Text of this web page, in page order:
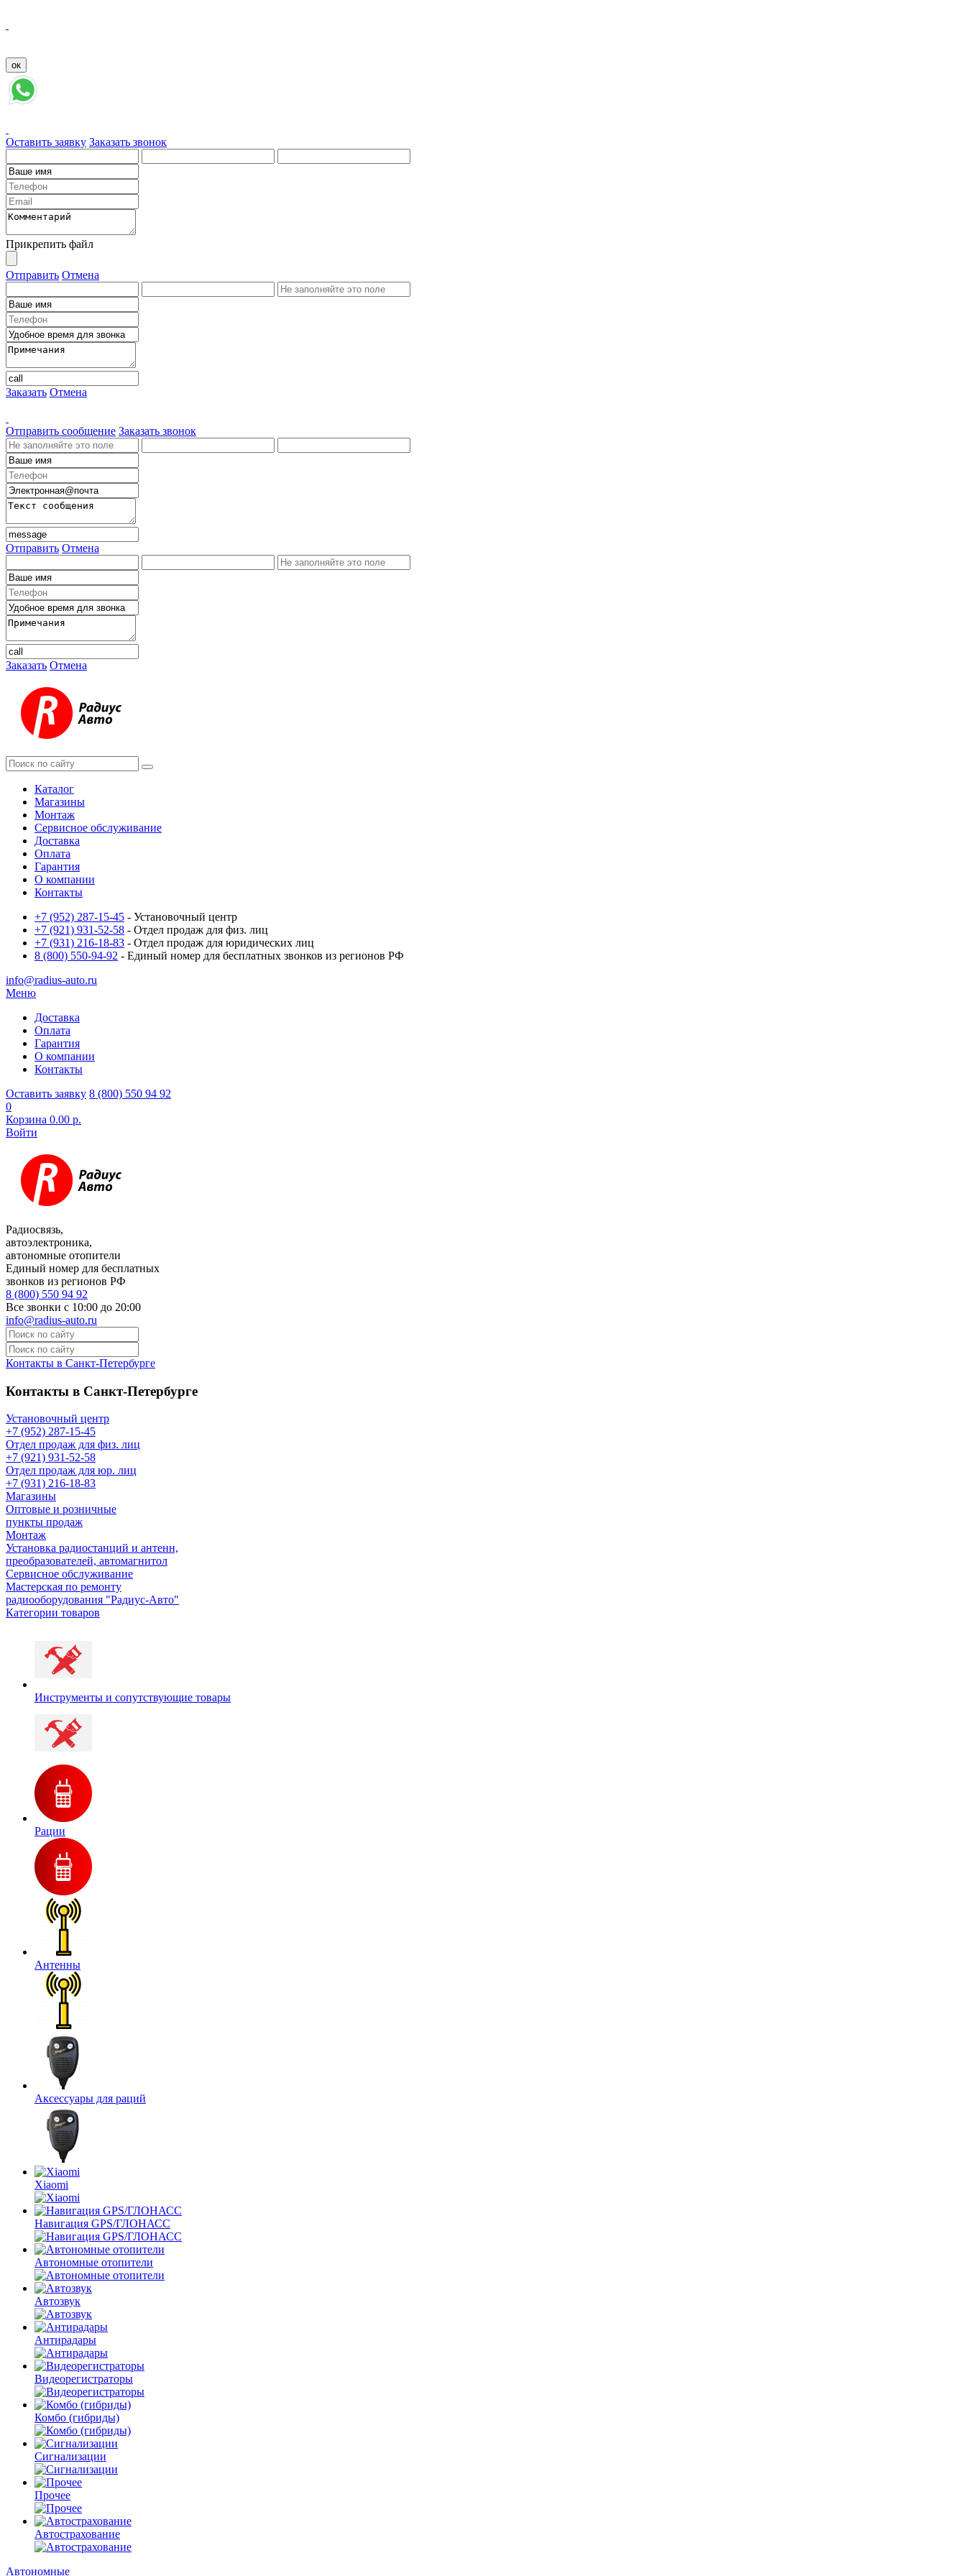
Оставить заявку Заказать звонок
Прикрепить файл
Отправить Отмена
Заказать Отмена
Отправить сообщение Заказать звонок
Отправить Отмена
Заказать Отмена
Каталог
Магазины
Монтаж
Сервисное обслуживание
Доставка
Оплата
Гарантия
О компании
Контакты
+7 (952) 287-15-45 - Установочный центр
+7 (921) 931-52-58 - Отдел продаж для физ. лиц
+7 (931) 216-18-83 - Отдел продаж для юридических лиц
8 (800) 550-94-92 - Единый номер для бесплатных звонков из регионов РФ
info@radius-auto.ru
Меню
Доставка
Оплата
Гарантия
О компании
Контакты
Оставить заявку 8 (800) 550 94 92
0
Корзина 0.00 р.
Войти
Радиосвязь,
автоэлектроника,
автономные отопители
Единый номер для бесплатных
звонков из регионов РФ
8 (800) 550 94 92
Все звонки с 10:00 до 20:00
info@radius-auto.ru
Контакты в Санкт-Петербурге
Контакты в Санкт-Петербурге
Установочный центр
+7 (952) 287-15-45
Отдел продаж для физ. лиц
+7 (921) 931-52-58
Отдел продаж для юр. лиц
+7 (931) 216-18-83
Магазины
Оптовые и розничные
пункты продаж
Монтаж
Установка радиостанций и антенн,
преобразователей, автомагнитол
Сервисное обслуживание
Мастерская по ремонту
радиооборудования "Радиус-Авто"
Категории товаров
Инструменты и сопутствующие товары
Рации
Антенны
Аксессуары для раций
Xiaomi
Навигация GPS/ГЛОНАСС
Автономные отопители
Автозвук
Антирадары
Видеорегистраторы
Комбо (гибриды)
Сигнализации
Прочее
Автострахование
Автономные